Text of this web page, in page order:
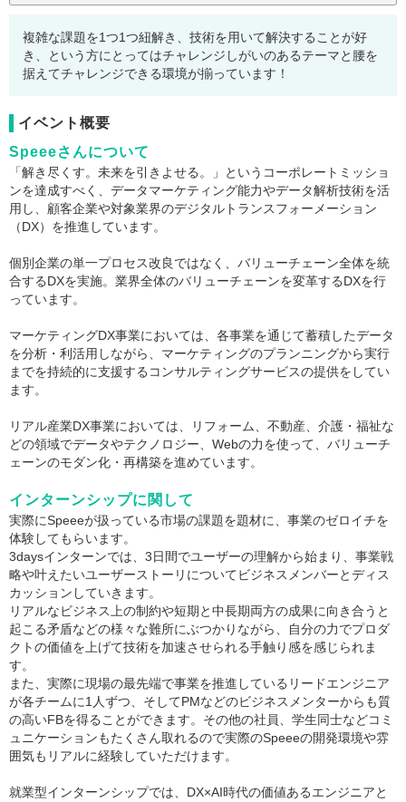
複雑な課題を1つ1つ紐解き、技術を用いて解決することが好
き、という方にとってはチャレンジしがいのあるテーマと腰を
据えてチャレンジできる環境が揃っています！
イベント概要
Speeeさんについて
「解き尽くす。未来を引きよせる。」というコーポレートミッショ
ンを達成すべく、データマーケティング能力やデータ解析技術を活
用し、顧客企業や対象業界のデジタルトランスフォーメーション
（DX）を推進しています。
個別企業の単一プロセス改良ではなく、バリューチェーン全体を統
合するDXを実施。業界全体のバリューチェーンを変革するDXを行
っています。
マーケティングDX事業においては、各事業を通じて蓄積したデータ
を分析・利活用しながら、マーケティングのプランニングから実行
までを持続的に支援するコンサルティングサービスの提供をしてい
ます。
リアル産業DX事業においては、リフォーム、不動産、介護・福祉な
どの領域でデータやテクノロジー、Webの力を使って、バリューチ
ェーンのモダン化・再構築を進めています。
インターンシップに関して
実際にSpeeeが扱っている市場の課題を題材に、事業のゼロイチを
体験してもらいます。
3daysインターンでは、3日間でユーザーの理解から始まり、事業戦
略や叶えたいユーザーストーリについてビジネスメンバーとディス
カッションしていきます。
リアルなビジネス上の制約や短期と中長期両方の成果に向き合うと
起こる矛盾などの様々な難所にぶつかりながら、自分の力でプロダ
クトの価値を上げて技術を加速させられる手触り感を感じられま
す。
また、実際に現場の最先端で事業を推進しているリードエンジニア
が各チームに1人ずつ、そしてPMなどのビジネスメンターからも質
の高いFBを得ることができます。その他の社員、学生同士などコミ
ュニケーションもたくさん取れるので実際のSpeeeの開発環境や雰
囲気もリアルに経験していただけます。
就業型インターンシップでは、DX×AI時代の価値あるエンジニアと